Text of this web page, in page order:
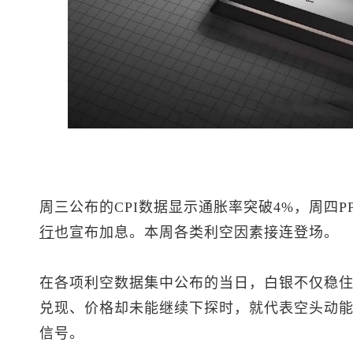
周三公布的CPI数据显示通胀率突破4%，周四
行也宣布加息。本周各类利空因素接连登场。
在各项利空数据集中公布的当日，白银不仅稳
兑现、价格却未能继续下探时，就代表空头动
信号。